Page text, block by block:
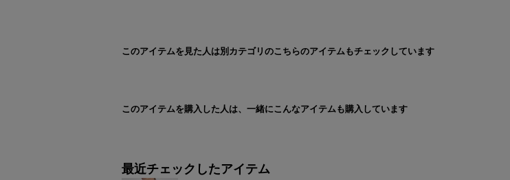
このアイテムを見た人は別カテゴリのこちらのアイテムもチェックしています
このアイテムを購入した人は、一緒にこんなアイテムも購入しています
最近チェックしたアイテム